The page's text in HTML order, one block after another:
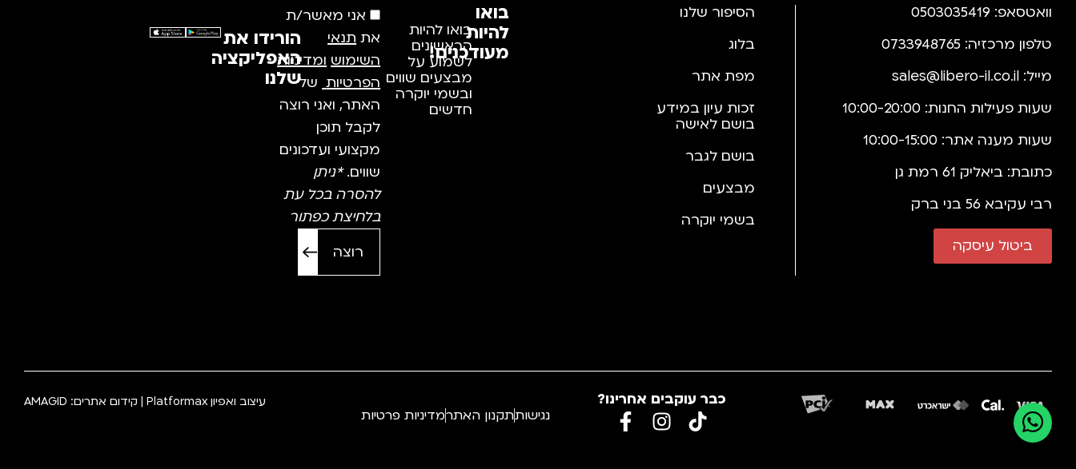
וואטסאפ: 0503035419
טלפון מרכזיה: 0733948765
מייל: sales@libero-il.co.il
שעות פעילות החנות: 10:00-20:00
שעות מענה אתר: 10:00-15:00
כתובת: ביאליק 61 רמת גן
רבי עקיבא 56 בני ברק
ביטול עיסקה
הסיפור שלנו
בלוג
מפת אתר
זכות עיון במידע
בושם לאישה
בושם לגבר
מבצעים
בשמי יוקרה
בואו
להיות
מעודכנים!
בואו להיות
הראשונים
לשמוע על
מבצעים שווים
ובשמי יוקרה
חדשים
אני מאשר/ת
את תנאי
השימוש ומדיניות
הפרטיות של
האתר, ואני רוצה
לקבל תוכן
מקצועי ועדכונים
שווים.*ניתן
להסרה בכל עת
בלחיצת כפתור
הורידו את
האפליקציה
שלנו
כבר עוקבים אחרינו?
נגישותתקנון האתרמדיניות פרטיות
עיצוב ואפיוןPlatformax | קידום אתרים: AMAGID